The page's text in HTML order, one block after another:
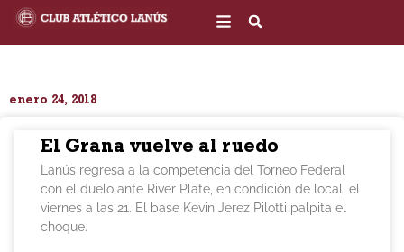
contenido
enero 24, 2018
El Grana vuelve al ruedo
Lanús regresa a la competencia del Torneo Federal
con el duelo ante River Plate, en condición de local, el
viernes a las 21. El base Kevin Jerez Pilotti palpita el
choque.